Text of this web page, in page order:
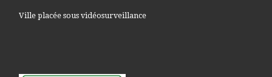
Ville placée sous vidéosurveillance